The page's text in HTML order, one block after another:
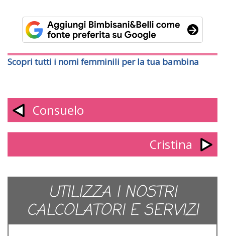
Scopri tutti i nomi femminili per la tua bambina
Consuelo
Cristina
UTILIZZA I NOSTRI
CALCOLATORI E SERVIZI